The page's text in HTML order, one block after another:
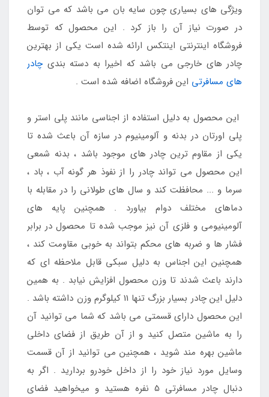
ویژگی های بسیاری چون سایه بان می باشد که می توان
در صورت نیاز آن را باز کرد . این محصول که توسط
فروشگاه اینترنتی اینتکس ارائه شده است یکی از بهترین
چادر های خارجی می باشد که اخیرا به دسته بندیچادر
های مسافرتی این فروشگاه اضافه شده است .
این محصول به دلیل استفاده از اجناسی مانند پلی استر و
پلی اورتان در بدنه و آلومینیوم در سازه آن باعث شده تا
یکی از مقاوم ترین چادر های موجود باشد ، بدنه شمعی
این محصول می تواند چادر را از نفوذ هر گونه آب ، باد ،
سرما و ... محافظت کند و سال های طولانی را در مقابله با
دماهای مختلف دوام بیاورد . همچنین پایه های
آلومینیومی و فلزی آن نیز موجب شده تا محصول در برابر
فشار ها و ضربه های محکم بتواند به خوبی مقاومت کند ،
همچنین این اجناس به دلیل سبکی قابل ملاحظه ای که
دارند باعث شدند تا وزن محصول افزایش نیابد . به همین
دلیل این چادر بسیار بزرگ تنها 11 کیلوگرم وزن داشته باشد .
این محصول دارای قسمتی می باشد که شما می توانید آن
را به ماشین متصل کنید و از آن طریق از فضای داخلی
ماشین بهره مند شوید ، همچنین می توانید از آن قسمت
وسایل مورد نیاز خود را از داخل خودرو بردارید . اگر به
دنبال چادر مسافرتی 5 نفره هستید و میخواهید فضای